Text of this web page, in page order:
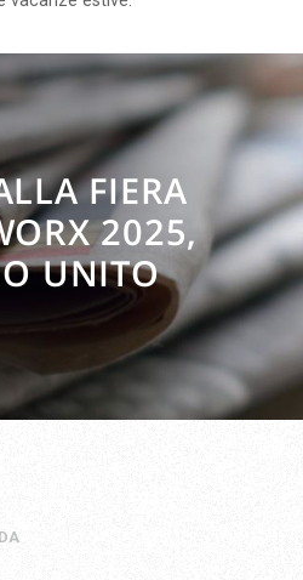
FIERA
2025,
UNITO